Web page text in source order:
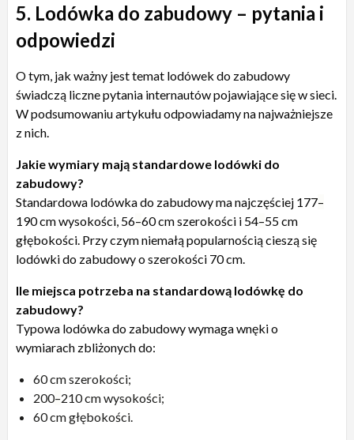
5. Lodówka do zabudowy – pytania i
odpowiedzi
O tym, jak ważny jest temat lodówek do zabudowy
świadczą liczne pytania internautów pojawiające się w sieci.
W podsumowaniu artykułu odpowiadamy na najważniejsze
z nich.
Jakie wymiary mają standardowe lodówki do
zabudowy?
Standardowa lodówka do zabudowy ma najczęściej 177–
190 cm wysokości, 56–60 cm szerokości i 54–55 cm
głębokości. Przy czym niemałą popularnością cieszą się
lodówki do zabudowy o szerokości 70 cm.
Ile miejsca potrzeba na standardową lodówkę do
zabudowy?
Typowa lodówka do zabudowy wymaga wnęki o
wymiarach zbliżonych do:
60 cm szerokości;
200–210 cm wysokości;
60 cm głębokości.